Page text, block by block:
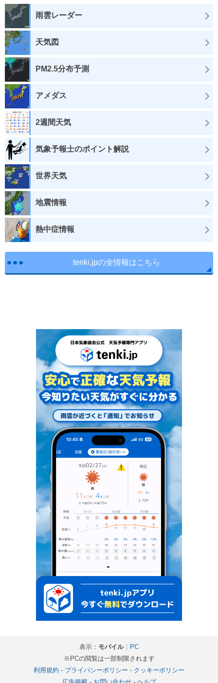
雨雲レーダー
天気図
PM2.5分布予測
アメダス
2週間天気
気象予報士のポイント解説
世界天気
地震情報
熱中症情報
tenki.jpの全情報はこちら
表示： モバイル｜ PC
※PCの閲覧は一部制限されます
利用規約 - プライバシーポリシー - クッキーポリシー